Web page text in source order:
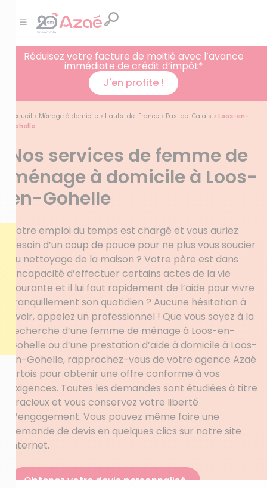
Réduisez votre facture de moitié avec l’avance
immédiate de crédit d’impôt*
J'en profite !
Accueil > Ménage à domicile > Hauts-de-France > Pas-de-Calais > Loos-en-
Gohelle
Nos services de femme de
ménage à domicile à Loos-
en-Gohelle
Votre emploi du temps est chargé et vous auriez
besoin d’un coup de pouce pour ne plus vous soucier
du nettoyage de la maison ? Votre père est dans
l’incapacité d’effectuer certains actes de la vie
courante et il lui faut rapidement de l’aide pour vivre
tranquillement son quotidien ? Aucune hésitation à
avoir, appelez un professionnel ! Que vous soyez à la
recherche d’une femme de ménage à Loos-en-
Gohelle ou d’une prestation d’aide à domicile à Loos-
en-Gohelle, rapprochez-vous de votre agence Azaé
Artois pour obtenir une offre conforme à vos
exigences. Toutes les demandes sont étudiées à titre
gracieux et vous conservez votre liberté
d’engagement. Vous pouvez même faire une
demande de devis en quelques clics sur notre site
internet.
Obtenez votre devis personnalisé